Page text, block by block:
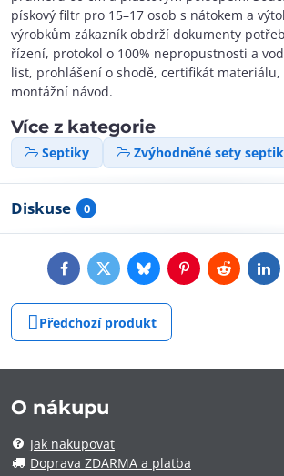
pískový filtr pro 15–17 osob s nátokem a
výrobkům zákazník obdrží dokumenty
řízení, protokol o 100% nepropustnosti a
list, prohlášení o shodě, certifikát
montážní návod.
Více z kategorie
Septiky Zvýhodněné sety
Diskuse 0
FacebookTwitterBlueskyPinterestReddit
Předchozí produkt
O nákupu
Jak nakupovat
Doprava ZDARMA a platba